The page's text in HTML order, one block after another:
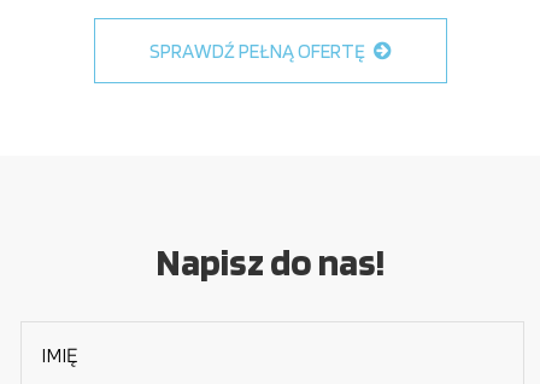
SPRAWDŹ PEŁNĄ OFERTĘ
Napisz do nas!